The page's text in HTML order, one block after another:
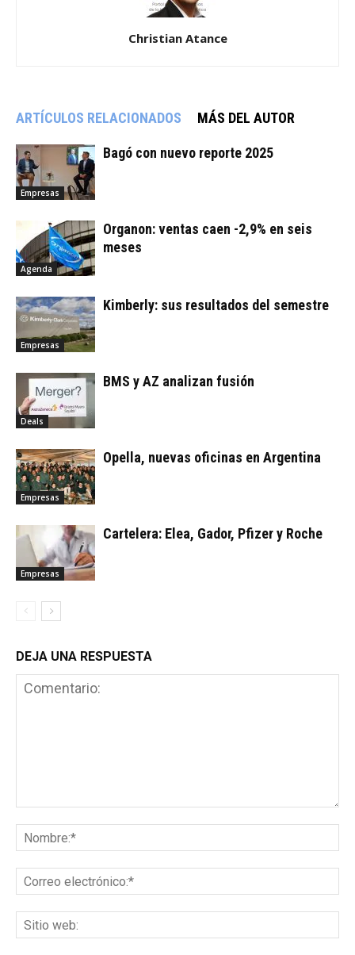
Christian Atance
ARTÍCULOS RELACIONADOS MÁS DEL AUTOR
Empresas
Bagó con nuevo reporte 2025
Agenda
Organon: ventas caen -2,9% en seis
meses
Empresas
Kimberly: sus resultados del semestre
Deals
BMS y AZ analizan fusión
Empresas
Opella, nuevas oficinas en Argentina
Empresas
Cartelera: Elea, Gador, Pfizer y Roche
DEJA UNA RESPUESTA